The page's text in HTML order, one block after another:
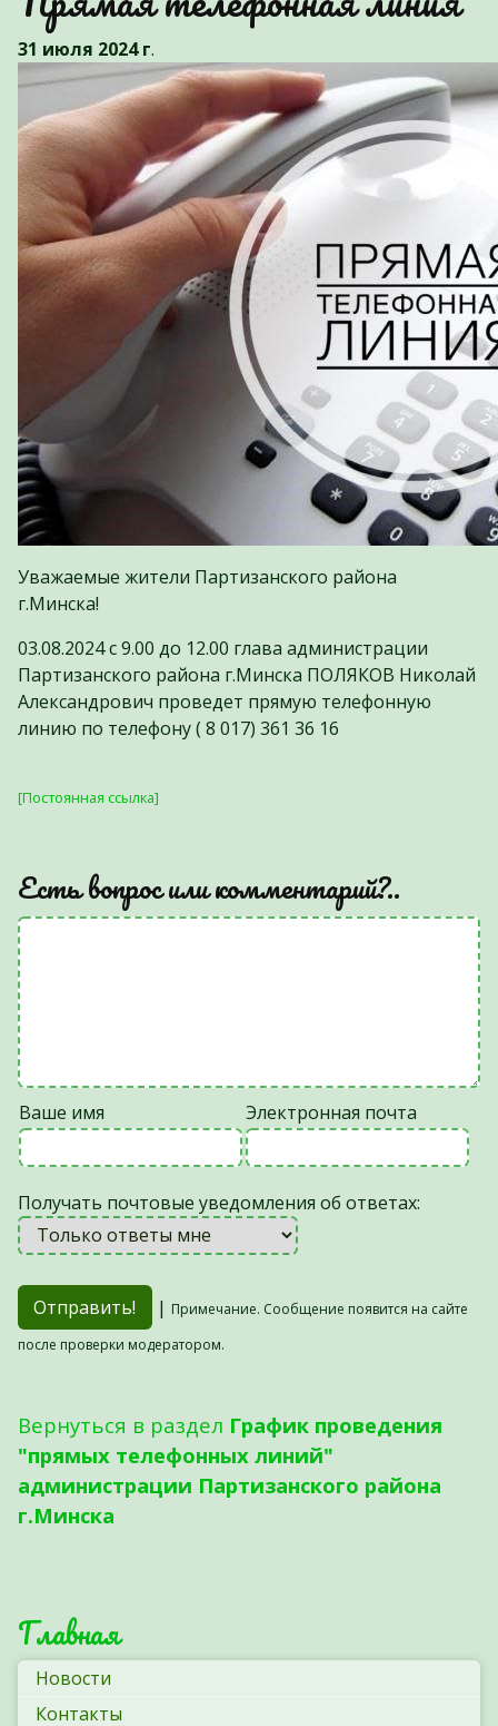
31 июля 2024 г.
Уважаемые жители Партизанского района
г.Минска!
03.08.2024 с 9.00 до 12.00 глава администрации
Партизанского района г.Минска ПОЛЯКОВ Николай
Александрович проведет прямую телефонную
линию по телефону ( 8 017) 361 36 16
[Постоянная ссылка]
Есть вопрос или комментарий?..
Ваше имя Электронная почта
Получать почтовые уведомления об ответах:
| Примечание. Сообщение появится на сайте
после проверки модератором.
Вернуться в раздел График проведения
"прямых телефонных линий"
администрации Партизанского района
г.Минска
Главная
Новости
Контакты